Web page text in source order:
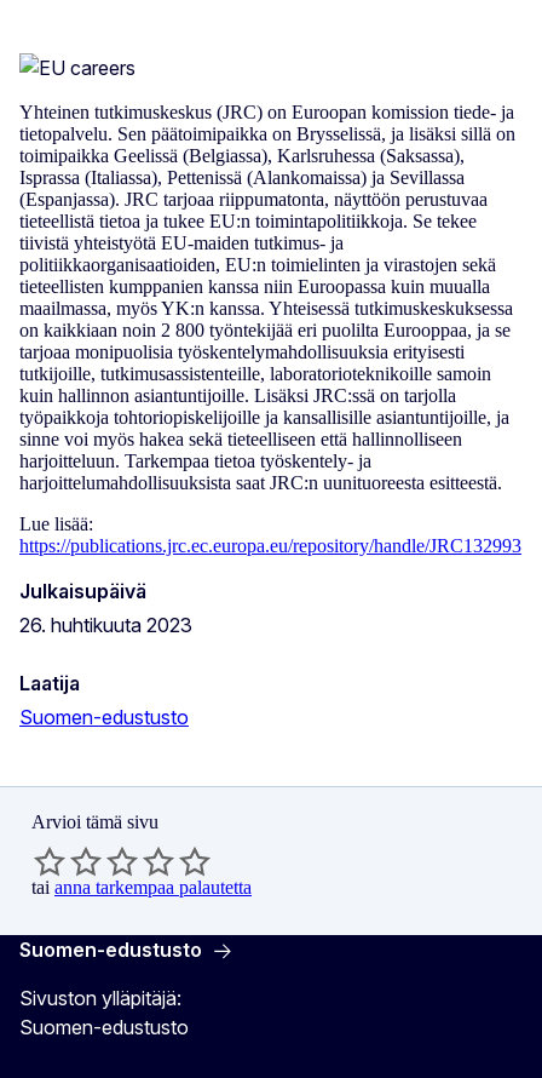
Yhteinen tutkimuskeskus (JRC) on Euroopan komission tiede- ja
tietopalvelu. Sen päätoimipaikka on Brysselissä, ja lisäksi sillä on
toimipaikka Geelissä (Belgiassa), Karlsruhessa (Saksassa),
Isprassa (Italiassa), Pettenissä (Alankomaissa) ja Sevillassa
(Espanjassa). JRC tarjoaa riippumatonta, näyttöön perustuvaa
tieteellistä tietoa ja tukee EU:n toimintapolitiikkoja. Se tekee
tiivistä yhteistyötä EU-maiden tutkimus- ja
politiikkaorganisaatioiden, EU:n toimielinten ja virastojen sekä
tieteellisten kumppanien kanssa niin Euroopassa kuin muualla
maailmassa, myös YK:n kanssa. Yhteisessä tutkimuskeskuksessa
on kaikkiaan noin 2 800 työntekijää eri puolilta Eurooppaa, ja se
tarjoaa monipuolisia työskentelymahdollisuuksia erityisesti
tutkijoille, tutkimusassistenteille, laboratorioteknikoille samoin
kuin hallinnon asiantuntijoille. Lisäksi JRC:ssä on tarjolla
työpaikkoja tohtoriopiskelijoille ja kansallisille asiantuntijoille, ja
sinne voi myös hakea sekä tieteelliseen että hallinnolliseen
harjoitteluun. Tarkempaa tietoa työskentely- ja
harjoittelumahdollisuuksista saat JRC:n uunituoreesta esitteestä.
Lue lisää:
https://publications.jrc.ec.europa.eu/repository/handle/JRC132993
Julkaisupäivä
26. huhtikuuta 2023
Laatija
Suomen-edustusto
Arvioi tämä sivu
tai anna tarkempaa palautetta
Suomen-edustusto
Sivuston ylläpitäjä:
Suomen-edustusto